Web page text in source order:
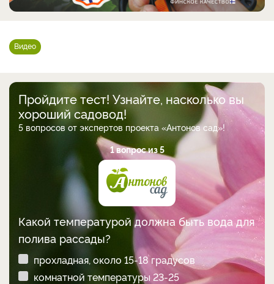
Видео
Пройдите тест! Узнайте, насколько вы
хороший садовод!
5 вопросов от экспертов проекта «Антонов сад»!
1 вопрос из 5
Какой температурой должна быть вода для
полива рассады?
прохладная, около 15-18 градусов
комнатной температуры 23-25